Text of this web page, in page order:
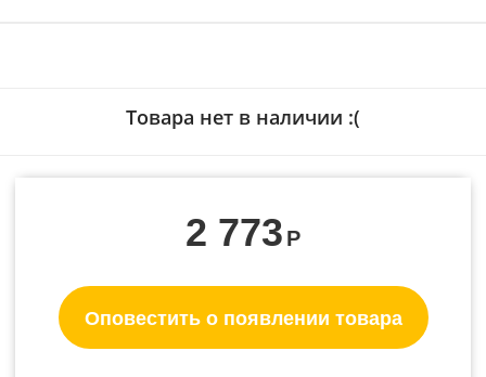
Товара нет в наличии :(
2 773 Р
Оповестить о появлении товара